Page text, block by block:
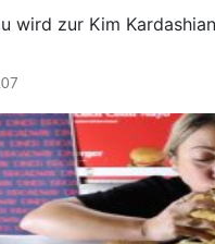
wird zur Kim